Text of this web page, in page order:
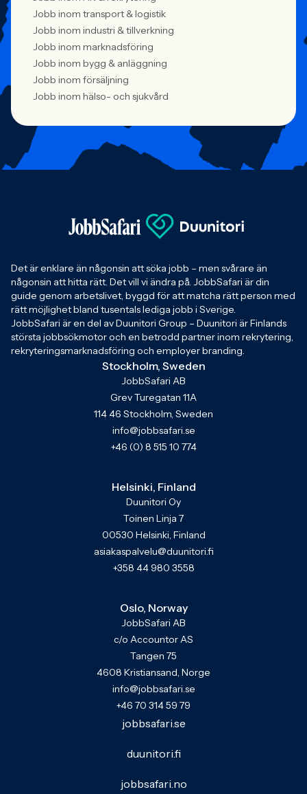
Jobb inom transport & logistik
Jobb inom industri & tillverkning
Jobb inom marknadsföring
Jobb inom bygg & anläggning
Jobb inom försäljning
Jobb inom hälso- och sjukvård
Det är enklare än någonsin att söka jobb – men svårare än
någonsin att hitta rätt. Det vill vi ändra på. JobbSafari är din
guide genom arbetslivet, byggd för att matcha rätt person med
rätt möjlighet bland tusentals lediga jobb i Sverige.
JobbSafari är en del av Duunitori Group – Duunitori är Finlands
största jobbsökmotor och en betrodd partner inom rekrytering,
rekryteringsmarknadsföring och employer branding.
Stockholm, Sweden
JobbSafari AB
Grev Turegatan 11A
114 46 Stockholm, Sweden
info@jobbsafari.se
+46 (0) 8 515 10 774
Helsinki, Finland
Duunitori Oy
Toinen Linja 7
00530 Helsinki, Finland
asiakaspalvelu@duunitori.fi
+358 44 980 3558
Oslo, Norway
JobbSafari AB
c/o Accountor AS
Tangen 75
4608 Kristiansand, Norge
info@jobbsafari.se
+46 70 314 59 79
jobbsafari.se
duunitori.fi
jobbsafari.no